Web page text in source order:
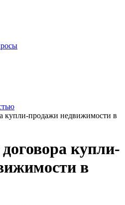
купли-продажи недвижимости в
купли-
в